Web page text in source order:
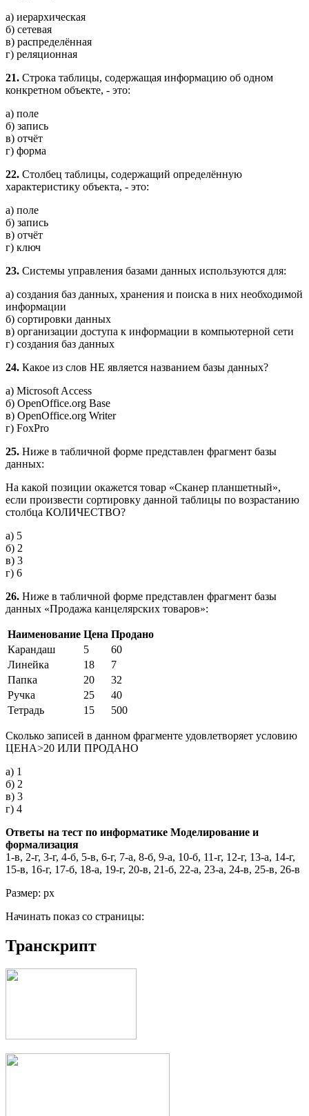
а) иерархическая
б) сетевая
в) распределённая
г) реляционная
21. Строка таблицы, содержащая информацию об одном
конкретном объекте, - это:
а) поле
б) запись
в) отчёт
г) форма
22. Столбец таблицы, содержащий определённую
характеристику объекта, - это:
а) поле
б) запись
в) отчёт
г) ключ
23. Системы управления базами данных используются для:
а) создания баз данных, хранения и поиска в них необходимой
информации
б) сортировки данных
в) организации доступа к информации в компьютерной сети
г) создания баз данных
24. Какое из слов НЕ является названием базы данных?
а) Microsoft Access
б) OpenOffice.org Base
в) OpenOffice.org Writer
г) FoxPro
25. Ниже в табличной форме представлен фрагмент базы
данных:
На какой позиции окажется товар «Сканер планшетный»,
если произвести сортировку данной таблицы по возрастанию
столбца КОЛИЧЕСТВО?
а) 5
б) 2
в) 3
г) 6
26. Ниже в табличной форме представлен фрагмент базы
данных «Продажа канцелярских товаров»:
Наименование Цена Продано
Карандаш
5
60
Линейка
18
7
Папка
20
32
Ручка
25
40
Тетрадь
15 500
Сколько записей в данном фрагменте удовлетворяет условию
ЦЕНА>20 ИЛИ ПРОДАНО
а) 1
б) 2
в) 3
г) 4
Ответы на тест по информатике Моделирование и
формализация
1-в, 2-г, 3-г, 4-б, 5-в, 6-г, 7-а, 8-б, 9-а, 10-б, 11-г, 12-г, 13-а, 14-г,
15-в, 16-г, 17-б, 18-а, 19-г, 20-в, 21-б, 22-а, 23-а, 24-в, 25-в, 26-в
Размер: px
Начинать показ со страницы:
Транскрипт